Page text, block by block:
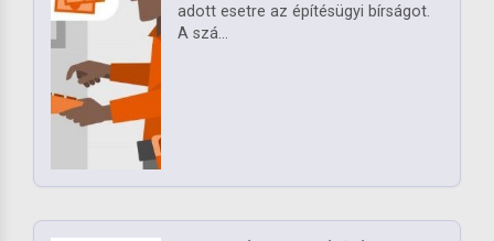
adott esetre az építésügyi bírságot.
A szá...